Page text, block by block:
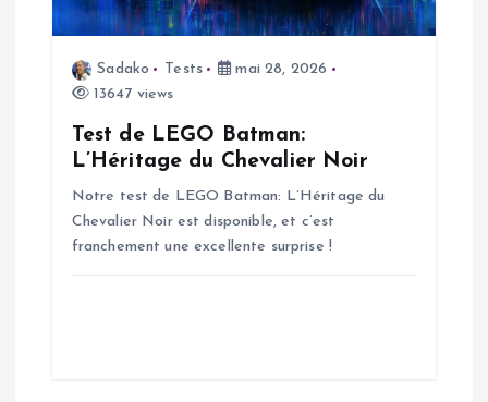
Sadako Tests
mai 28, 2026
13647 views
Test de LEGO Batman:
L’Héritage du Chevalier Noir
Notre test de LEGO Batman: L’Héritage du
Chevalier Noir est disponible, et c’est
franchement une excellente surprise !